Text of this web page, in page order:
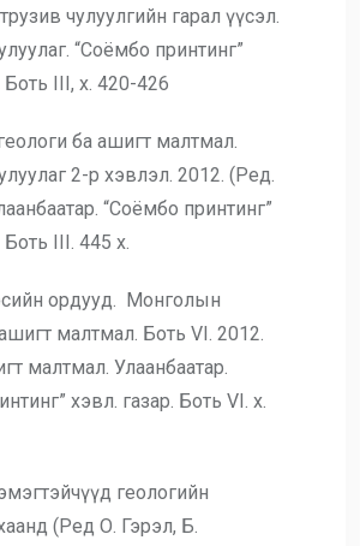
чулуулгийн гарал үүсэл.
“Соёмбо принтинг”
Боть III, х. 420-426
ба ашигт малтмал.
2-р хэвлэл. 2012. (Ред.
“Соёмбо принтинг”
Боть III. 445 х.
ордууд. Монголын
малтмал. Боть VI. 2012.
малтмал. Улаанбаатар.
хэвл. газар. Боть VI. х.
геологийн
(Ред О. Гэрэл, Б.